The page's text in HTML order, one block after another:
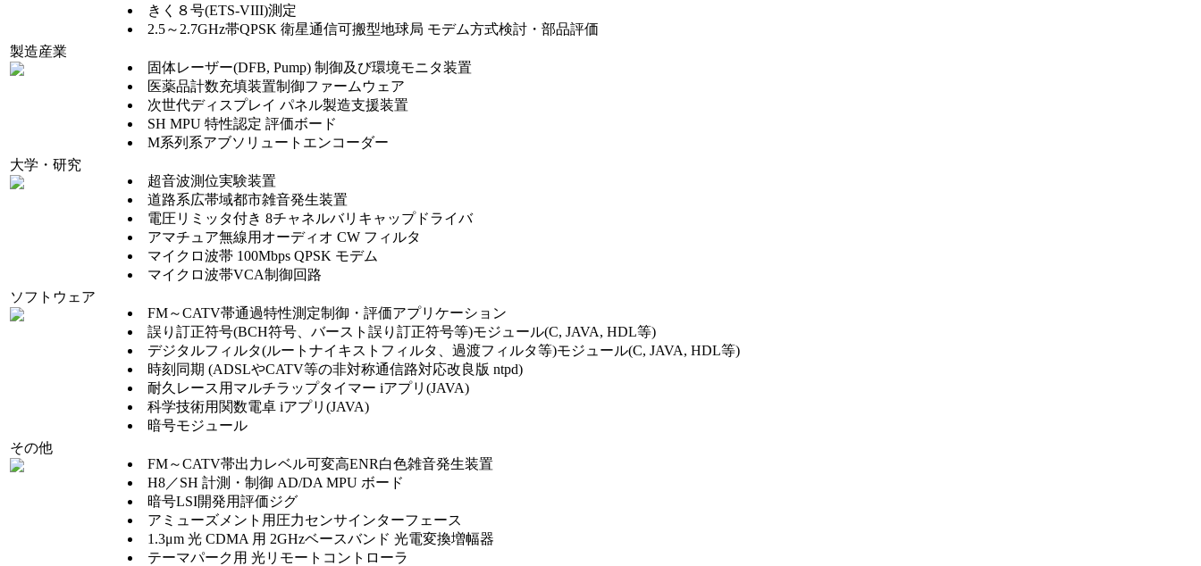
きく８号(ETS-VIII)測定
2.5～2.7GHz帯QPSK 衛星通信可搬型地球局 モデム方式検討・部品評価
製造産業
固体レーザー(DFB, Pump) 制御及び環境モニタ装置
医薬品計数充填装置制御ファームウェア
次世代ディスプレイ パネル製造支援装置
SH MPU 特性認定 評価ボード
M系列系アブソリュートエンコーダー
大学・研究
超音波測位実験装置
道路系広帯域都市雑音発生装置
電圧リミッタ付き 8チャネルバリキャップドライバ
アマチュア無線用オーディオ CW フィルタ
マイクロ波帯 100Mbps QPSK モデム
マイクロ波帯VCA制御回路
ソフトウェア
FM～CATV帯通過特性測定制御・評価アプリケーション
誤り訂正符号(BCH符号、バースト誤り訂正符号等)モジュール(C, JAVA, HDL等)
デジタルフィルタ(ルートナイキストフィルタ、過渡フィルタ等)モジュール(C, JAVA, HDL等)
時刻同期 (ADSLやCATV等の非対称通信路対応改良版 ntpd)
耐久レース用マルチラップタイマー iアプリ(JAVA)
科学技術用関数電卓 iアプリ(JAVA)
暗号モジュール
その他
FM～CATV帯出力レベル可変高ENR白色雑音発生装置
H8／SH 計測・制御 AD/DA MPU ボード
暗号LSI開発用評価ジグ
アミューズメント用圧力センサインターフェース
1.3μm 光 CDMA 用 2GHzベースバンド 光電変換増幅器
テーマパーク用 光リモートコントローラ